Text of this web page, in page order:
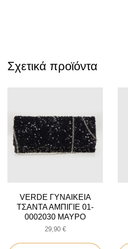
Σχετικά προϊόντα
VERDE ΓΥΝΑΙΚΕΙΑ
ΤΣΑΝΤΑ ΑΜΠΙΓΙΕ 01-
0002030 ΜΑΥΡΟ
29,90 €